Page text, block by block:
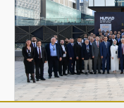
Markalar
Haberler
Yayınlar